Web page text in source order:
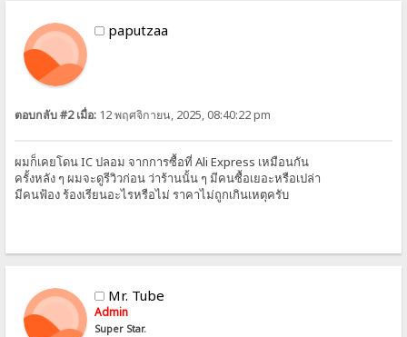
paputzaa
ตอบกลับ #2 เมื่อ: 12 พฤศจิกายน, 2025, 08:40:22 pm
ผมก็เคยโดน IC ปลอม จากการซื้อที่ Ali Express เหมือนกัน
ครั้งหลัง ๆ ผมจะดูรีวิวก่อน ว่าร้านนั้น ๆ มีคนซื้อเยอะหรือเปล่า
มีคนฟ้อง ร้องเรียนอะไรหรือไม่ ราคาไม่ถูกเกินเหตุครับ
Mr. Tube
Admin
Super Star.